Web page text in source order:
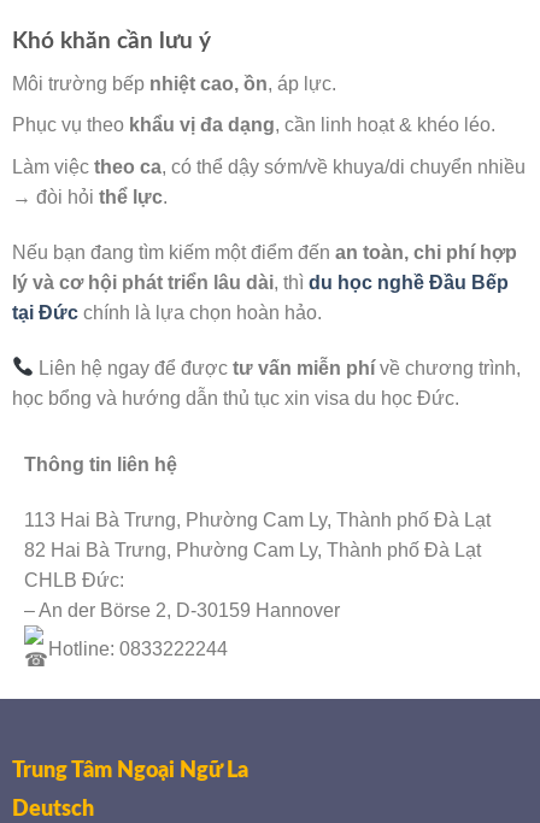
Khó khăn cần lưu ý
Môi trường bếp nhiệt cao, ồn, áp lực.
Phục vụ theo khẩu vị đa dạng, cần linh hoạt & khéo léo.
Làm việc theo ca, có thể dậy sớm/về khuya/di chuyển nhiều
→ đòi hỏi thể lực.
Nếu bạn đang tìm kiếm một điểm đến an toàn, chi phí hợp
lý và cơ hội phát triển lâu dài, thì du học nghề Đầu Bếp
tại Đức chính là lựa chọn hoàn hảo.
Liên hệ ngay để đượctư vấn miễn phí về chương trình,
học bổng và hướng dẫn thủ tục xin visa du học Đức.
Thông tin liên hệ
113 Hai Bà Trưng, Phường Cam Ly, Thành phố Đà Lạt
82 Hai Bà Trưng, Phường Cam Ly, Thành phố Đà Lạt
CHLB Đức:
– An der Börse 2, D-30159 Hannover
Hotline: 0833222244
Trung Tâm Ngoại Ngữ La
Deutsch